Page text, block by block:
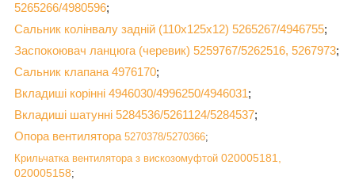
5265266/4980596;
Сальник колінвалу задній (110х125х12) 5265267/4946755;
Заспокоювач ланцюга (черевик) 5259767/5262516, 5267973;
Сальник клапана 4976170;
Вкладиші корінні 4946030/4996250/4946031;
Вкладиші шатунні 5284536/5261124/5284537;
Опора вентилятора 5270378/5270366;
Крильчатка вентилятора з вискозомуфтой 020005181,
020005158;